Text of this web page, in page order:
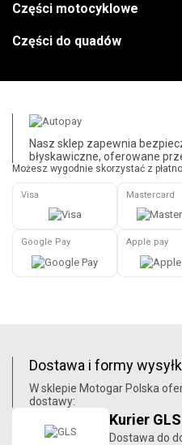
Części motocyklowe
Części do quadów
Nasz sklep zapewnia
błyskawiczne, oferowane
Możesz wygodnie skorzystać z
Visa Mastercard
Google Pay Apple pay
Dostawa i formy
W sklepie Motogar Polska
dostawy:
Kurier GLS
Dostawa do